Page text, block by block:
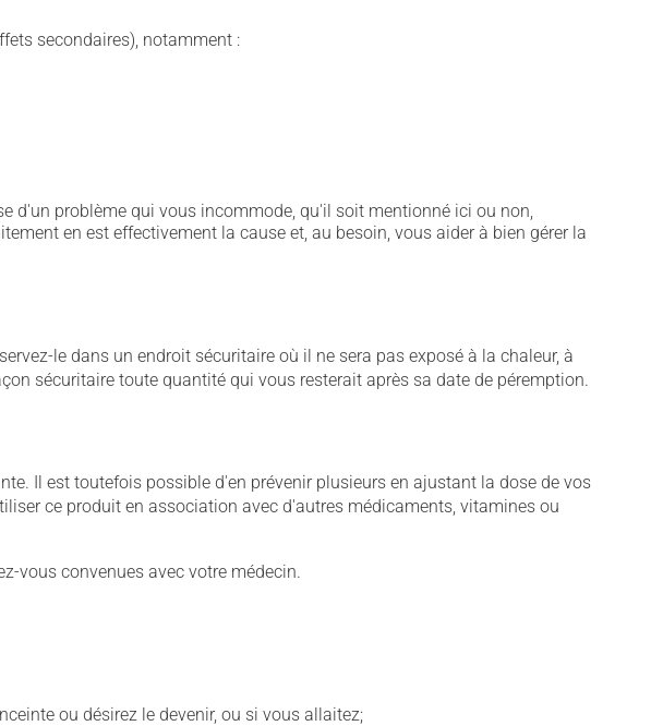
secondaires), notamment :
d'un problème qui vous incommode, qu'il soit mentionné ici ou non,
en est effectivement la cause et, au besoin, vous aider à bien gérer la
le dans un endroit sécuritaire où il ne sera pas exposé à la chaleur, à
sécuritaire toute quantité qui vous resterait après sa date de péremption.
Il est toutefois possible d'en prévenir plusieurs en ajustant la dose de vos
ce produit en association avec d'autres médicaments, vitamines ou
vous convenues avec votre médecin.
ou désirez le devenir, ou si vous allaitez;